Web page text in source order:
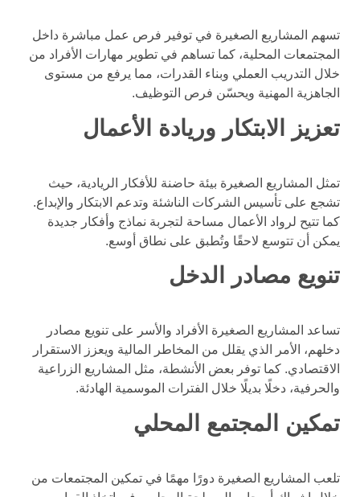
تسهم المشاريع الصغيرة في توفير فرص عمل مباشرة داخل
المجتمعات المحلية، كما تساهم في تطوير مهارات الأفراد من
خلال التدريب العملي وبناء القدرات، مما يرفع من مستوى
الجاهزية المهنية ويحسّن فرص التوظيف.
تعزيز الابتكار وريادة الأعمال
تمثل المشاريع الصغيرة بيئة حاضنة للأفكار الريادية، حيث
تشجع على تأسيس الشركات الناشئة وتدعم الابتكار والإبداع.
كما تتيح لرواد الأعمال مساحة لتجربة نماذج وأفكار جديدة
يمكن أن تتوسع لاحقًا وتُطبق على نطاق أوسع.
تنويع مصادر الدخل
تساعد المشاريع الصغيرة الأفراد والأسر على تنويع مصادر
دخلهم، الأمر الذي يقلل من المخاطر المالية ويعزز الاستقرار
الاقتصادي. كما توفر بعض الأنشطة، مثل المشاريع الزراعية
والحرفية، دخلًا بديلًا خلال الفترات الموسمية الهادئة.
تمكين المجتمع المحلي
تلعب المشاريع الصغيرة دورًا مهمًا في تمكين المجتمعات من